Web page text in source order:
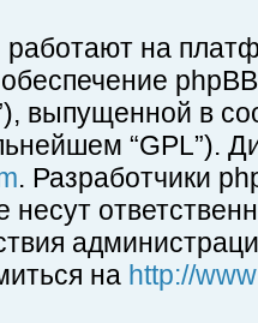
на
выпущенной в
“GPL”).
. Разработчики
несут
на http://